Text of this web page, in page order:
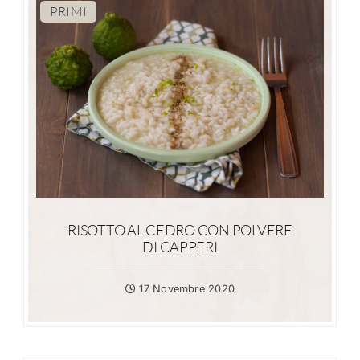
PRIMI
RISOTTO AL CEDRO CON POLVERE
DI CAPPERI
17 Novembre 2020